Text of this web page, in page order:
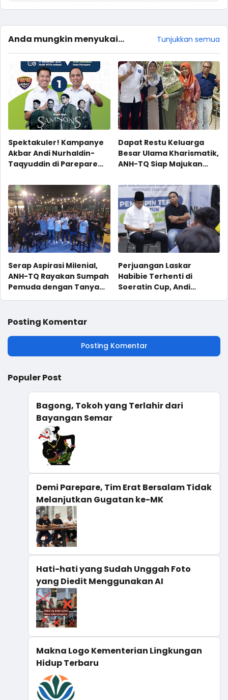
Anda mungkin menyukai
postingan ini
Tunjukkan semua
Spektakuler! Kampanye
Akbar Andi Nurhaldin-
Taqyuddin di Parepare
Artis Dangdut Terkenal
Dapat Restu Keluarga
Besar Ulama Kharismatik,
ANH-TQ Siap Majukan
Serap Aspirasi Milenial,
ANH-TQ Rayakan Sumpah
Pemuda dengan Tanya
Perjuangan Laskar
Habibie Terhenti di
Soeratin Cup, Andi
Posting Komentar
Posting Komentar
Populer Post
Bagong, Tokoh yang Terlahir dari
Bayangan Semar
Demi Parepare, Tim Erat Bersalam Tidak
Melanjutkan Gugatan ke-MK
Hati-hati yang Sudah Unggah Foto
yang Diedit Menggunakan AI
Makna Logo Kementerian Lingkungan
Hidup Terbaru